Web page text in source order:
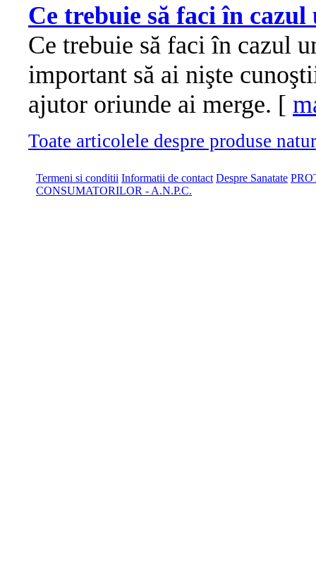
Ce trebuie să faci în
Ce trebuie să faci în cazul
important să ai nişte
ajutor oriunde ai merge. [
Toate articolele despre produse
Termeni si conditii Informatii de contact Despre Sanatate
CONSUMATORILOR - A.N.P.C.